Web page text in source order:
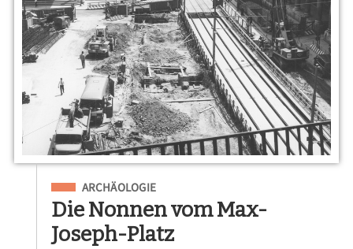
Eingeordnet unter
ARCHÄOLOGIE
Die Nonnen vom Max-
Joseph-Platz